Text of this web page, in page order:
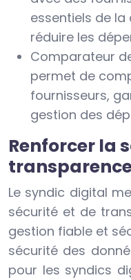
essentiels de
réduire les
Comparateur
permet de
fournisseurs,
gestion des
Renforcer la
Le syndic digital
sécurité et de
gestion fiable et
sécurité des
pour les syndics